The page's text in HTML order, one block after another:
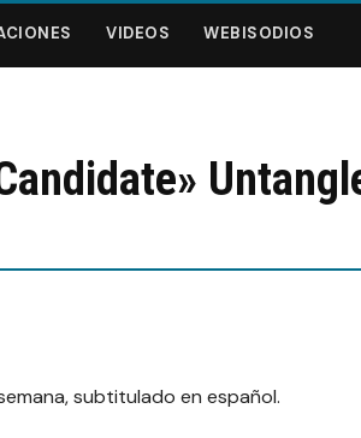
VIDEOS WEBISODIOS
subtitulado en español.